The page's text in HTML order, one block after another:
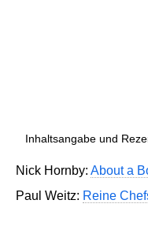
Inhaltsangabe und
Nick Hornby: About a
Paul Weitz: Reine